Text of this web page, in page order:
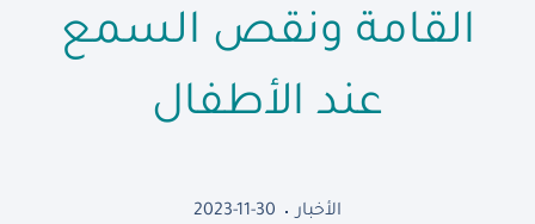
القامة ونقص السمع
عند الأطفال
الأخبار 2023-11-30